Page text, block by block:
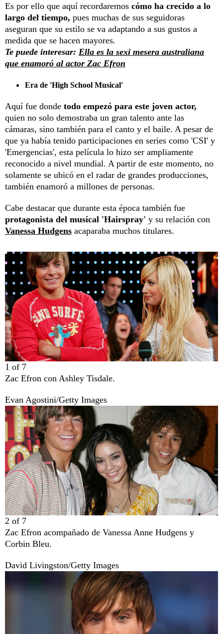
Es por ello que aquí recordaremos cómo ha crecido a lo
largo del tiempo, pues muchas de sus seguidoras
aseguran que su estilo se va adaptando a sus gustos a
medida que se hacen mayores.
Te puede interesar: Ella es la sexi mesera australiana
que enamoró al actor Zac Efron
Era de 'High School Musical'
Aquí fue donde todo empezó para este joven actor,
quien no solo demostraba un gran talento ante las
cámaras, sino también para el canto y el baile. A pesar de
que ya había tenido participaciones en series como 'CSI' y
'Emergencias', esta película lo hizo ser ampliamente
reconocido a nivel mundial. A partir de este momento, no
solamente se ubicó en el radar de grandes producciones,
también enamoró a millones de personas.
Cabe destacar que durante esta época también fue
protagonista del musical 'Hairspray' y su relación con
Vanessa Hudgens acaparaba muchos titulares.
1 of 7
Zac Efron con Ashley Tisdale.
Evan Agostini/Getty Images
2 of 7
Zac Efron acompañado de Vanessa Anne Hudgens y
Corbin Bleu.
David Livingston/Getty Images